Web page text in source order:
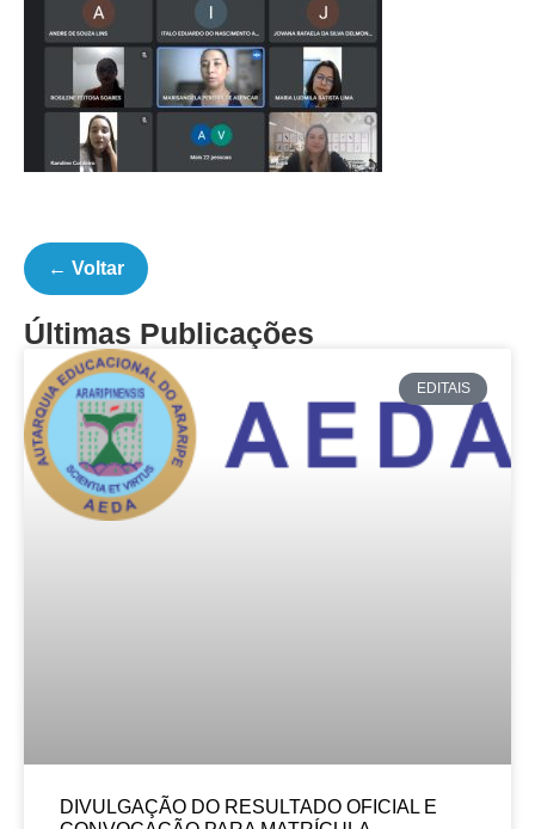
← Voltar
Últimas Publicações
EDITAIS
DIVULGAÇÃO DO RESULTADO OFICIAL E